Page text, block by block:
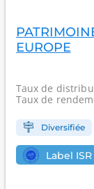
EUROPE
Taux de
Taux de
Diversifiée
Label ISR